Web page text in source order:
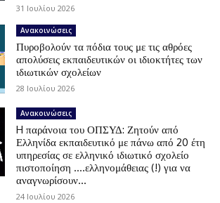
31 Ιουλίου 2026
Ανακοινώσεις
Πυροβολούν τα πόδια τους με τις αθρόες
απολύσεις εκπαιδευτικών οι ιδιοκτήτες των
ιδιωτικών σχολείων
28 Ιουλίου 2026
Ανακοινώσεις
H παράνοια του ΟΠΣΥΔ: Ζητούν από
Ελληνίδα εκπαιδευτικό με πάνω από 20 έτη
υπηρεσίας σε ελληνικό ιδιωτικό σχολείο
πιστοποίηση ….ελληνομάθειας (!) για να
αναγνωρίσουν...
24 Ιουλίου 2026